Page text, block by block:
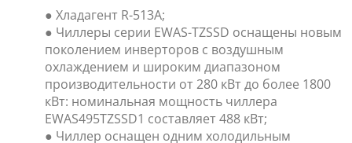
● Хладагент R-513A;
● Чиллеры серии EWAS-TZSSD оснащены новым
поколением инверторов с воздушным
охлаждением и широким диапазоном
производительности от 280 кВт до более 1800
кВт: номинальная мощность чиллера
EWAS495TZSSD1 составляет 488 кВт;
● Чиллер оснащен одним холодильным